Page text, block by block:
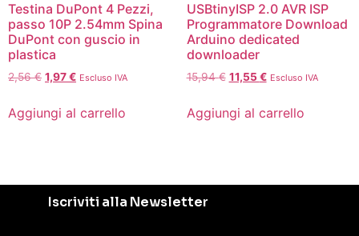
Testina DuPont 4 Pezzi,
passo 10P 2.54mm Spina
DuPont con guscio in
plastica
2,56€ 1,97€ Escluso IVA
Aggiungi al carrello
USBtinyISP 2.0 AVR ISP
Programmatore Download
Arduino dedicated
downloader
15,94€ 11,55€ Escluso IVA
Aggiungi al carrello
Iscriviti alla Newsletter